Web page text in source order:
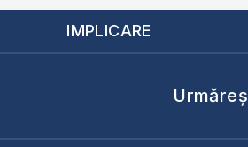
IMPLICARE